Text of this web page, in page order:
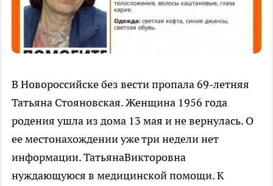
В Новороссийске без вести пропала 69-летняя
Татьяна Стояновская. Женщина 1956 года
родения ушла из дома 13 мая и не вернулась. О
ее местонахождении уже три недели нет
информации. ТатьянаВикторовна
нуждающуюся в медицинской помощи. К